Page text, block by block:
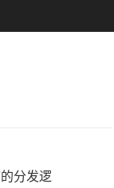
分发逻